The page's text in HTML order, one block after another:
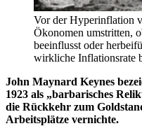
Vor der Hyperinflation
Ökonomen umstritten,
beeinflusst oder
wirkliche Inflationsrate
John Maynard Keynes
1923 als „barbarisches
die Rückkehr zum
Arbeitsplätze vernichte.